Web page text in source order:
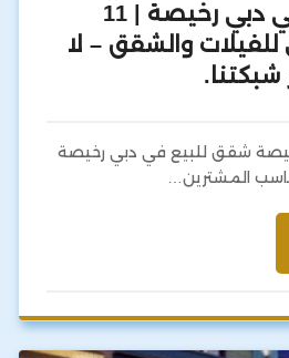
شقق للبيع في دبي رخيصة | 11
والشقق – لا
شبكتنا.
شقق للبيع في دبي رخيصة
المشترين…